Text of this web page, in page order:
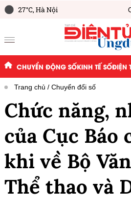
27°C,Hà Nội
CHUYỂN ĐỘNG SỐKINH TẾ SỐĐIỆN
Trang chủ Chuyển đổi số
Chức năng,
của Cục Báo
khi về Bộ
Thể thao và